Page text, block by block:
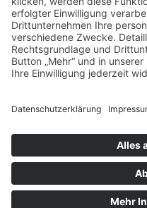
WG Wohnungen
Kontakt
Kontaktanfrage
info@tgw-eg.de
© 2022